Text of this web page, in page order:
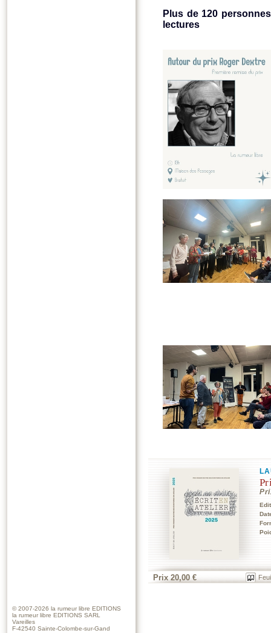
Plus de 120
lectures
Prix 20,00 €
© 2007-2026 la rumeur libre EDITIONS
la rumeur libre EDITIONS SARL
Vareilles
F-42540 Sainte-Colombe-sur-Gand